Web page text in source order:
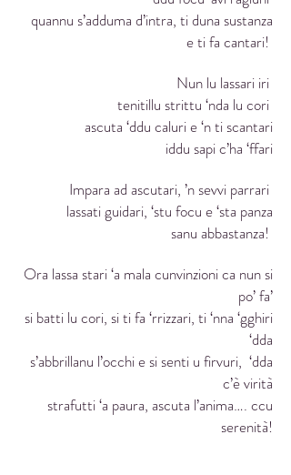
quannu s’adduma d’intra, ti duna sustanza
e ti fa cantari!
Nun lu lassari iri
tenitillu strittu ‘nda lu cori
ascuta ‘ddu caluri e ‘n ti scantari
iddu sapi c’ha ‘ffari
Impara ad ascutari, ’n sevvi parrari
lassati guidari, ‘stu focu e ‘sta panza
sanu abbastanza!
Ora lassa stari ‘a mala cunvinzioni ca nun si
po’ fa’
si batti lu cori, si ti fa ‘rrizzari, ti ‘nna ‘gghiri
‘dda
s’abbrillanu l’occhi e si senti u firvuri, ‘dda
c’è virità
strafutti ‘a paura, ascuta l’anima…. ccu
serenità!